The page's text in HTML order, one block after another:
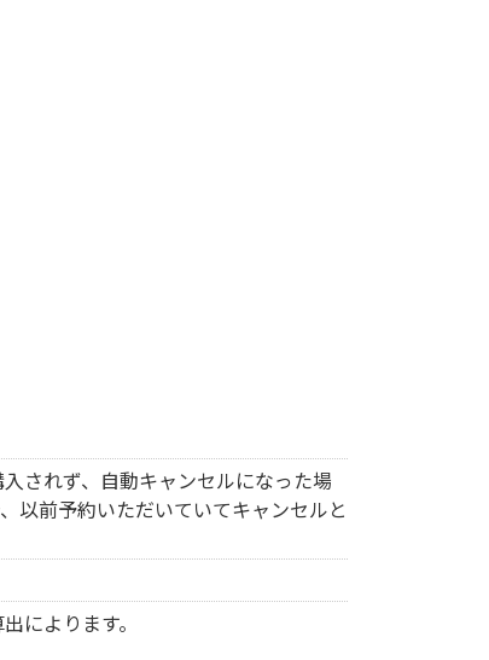
されず、自動キャンセルになった場
以前予約いただいていてキャンセルと
によります。